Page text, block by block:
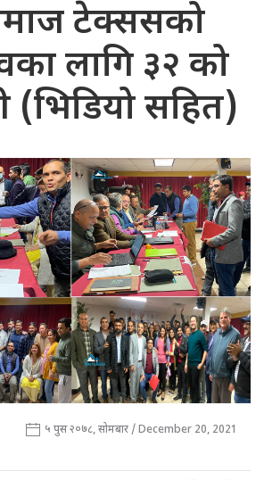
टेक्ससको
लागि ३२ को
(भिडियो सहित)
५ पुस २०७८, सोमबार / December 20, 2021